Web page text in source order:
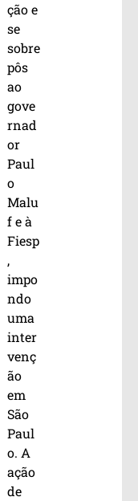
ção e
se
sobre
pôs
ao
gove
rnad
or
Paul
o
Malu
f e à
Fiesp
,
impo
ndo
uma
inter
venç
ão
em
São
Paul
o. A
ação
de